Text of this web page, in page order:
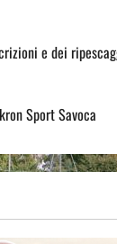
e dei
Sport Savoca